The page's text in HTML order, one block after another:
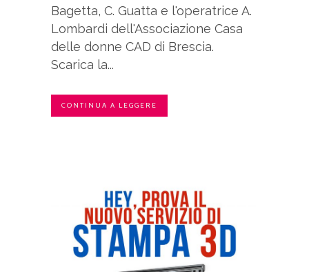
Bagetta, C. Guatta e l'operatrice A.
Lombardi dell'Associazione Casa
delle donne CAD di Brescia.
Scarica la...
CONTINUA A LEGGERE